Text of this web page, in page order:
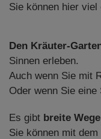
Sie können hier viel
Den Kräuter-
Sinnen erleben.
Auch wenn Sie mit
Oder wenn Sie eine
Es gibt breite
Sie können mit